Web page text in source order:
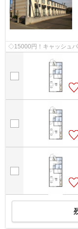
◇15000円！キャッシュ